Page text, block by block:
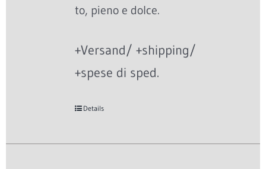
to, pieno e dolce.
+Versand/ +shipping/
+spese di sped.
Details